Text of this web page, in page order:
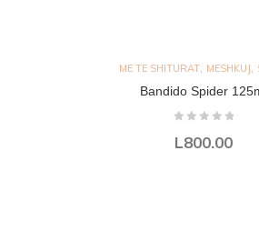
ME TE SHITURAT, MESHKUJ,
Bandido Spider
L800.00